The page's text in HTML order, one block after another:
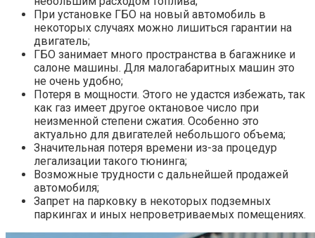
При установке ГБО на новый автомобиль в
некоторых случаях можно лишиться гарантии на
двигатель;
ГБО занимает много пространства в багажнике и
салоне машины. Для малогабаритных машин это
не очень удобно;
Потеря в мощности. Этого не удастся избежать, так
как газ имеет другое октановое число при
неизменной степени сжатия. Особенно это
актуально для двигателей небольшого объема;
Значительная потеря времени из-за процедур
легализации такого тюнинга;
Возможные трудности с дальнейшей продажей
автомобиля;
Запрет на парковку в некоторых подземных
паркингах и иных непроветриваемых помещениях.